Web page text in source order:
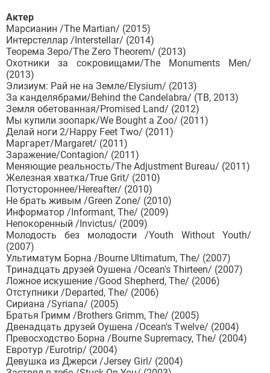
Актер
Марсианин /The Martian/ (2015)
Интерстеллар /Interstellar/ (2014)
Теорема Зеро/The Zero Theorem/ (2013)
Охотники за сокровищами/The Monuments Men/
(2013)
Элизиум: Рай не на Земле/Elysium/ (2013)
За канделябрами/Behind the Candelabra/ (ТВ, 2013)
Земля обетованная/Promised Land/ (2012)
Мы купили зоопарк/We Bought a Zoo/ (2011)
Делай ноги 2/Happy Feet Two/ (2011)
Маргарет/Margaret/ (2011)
Заражение/Contagion/ (2011)
Меняющие реальность/The Adjustment Bureau/ (2011)
Железная хватка/True Grit/ (2010)
Потустороннее/Hereafter/ (2010)
Не брать живым /Green Zone/ (2010)
Информатор /Informant, The/ (2009)
Непокоренный /Invictus/ (2009)
Молодость без молодости /Youth Without Youth/
(2007)
Ультиматум Борна /Bourne Ultimatum, The/ (2007)
Тринадцать друзей Оушена /Ocean's Thirteen/ (2007)
Ложное искушение /Good Shepherd, The/ (2006)
Отступники /Departed, The/ (2006)
Сириана /Syriana/ (2005)
Братья Гримм /Brothers Grimm, The/ (2005)
Двенадцать друзей Оушена /Ocean's Twelve/ (2004)
Превосходство Борна /Bourne Supremacy, The/ (2004)
Евротур /Eurotrip/ (2004)
Девушка из Джерси /Jersey Girl/ (2004)